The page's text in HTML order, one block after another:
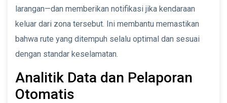
larangan—dan memberikan notifikasi jika kendaraan
keluar dari zona tersebut. Ini membantu memastikan
bahwa rute yang ditempuh selalu optimal dan sesuai
dengan standar keselamatan.
Analitik Data dan Pelaporan
Otomatis